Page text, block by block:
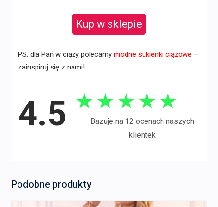
Kup w sklepie
PS. dla Pań w ciąży polecamy modne sukienki ciążowe –
zainspiruj się z nami!
4.5 ★ ★ ★ ★ ★
Bazuje na 12 ocenach naszych
klientek
Podobne produkty